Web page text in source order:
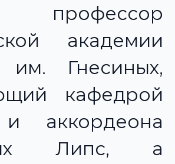
академии
им. Гнесиных,
кафедрой
аккордеона
Липс, а